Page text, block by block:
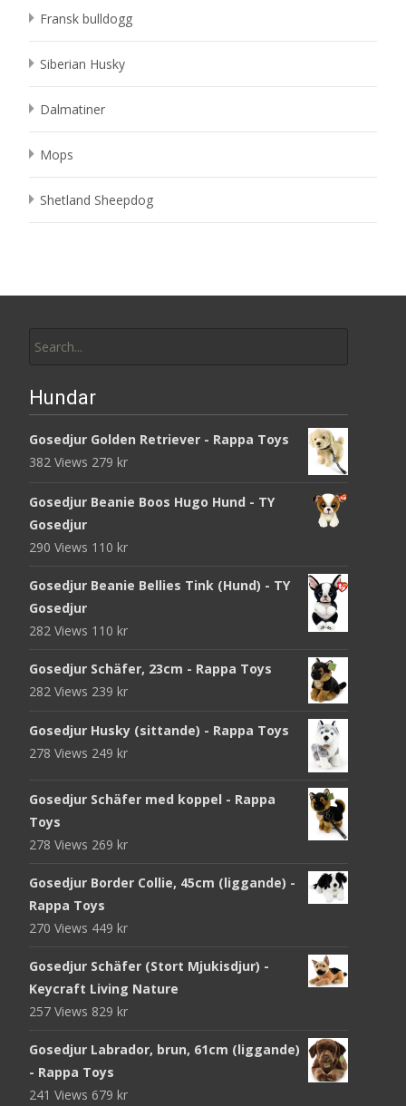
Fransk bulldogg
Siberian Husky
Dalmatiner
Mops
Shetland Sheepdog
for:
Hundar
Gosedjur Golden Retriever - Rappa Toys
382 Views 279 kr
Gosedjur Beanie Boos Hugo Hund - TY
Gosedjur
290 Views 110 kr
Gosedjur Beanie Bellies Tink (Hund) - TY
Gosedjur
282 Views 110 kr
Gosedjur Schäfer, 23cm - Rappa Toys
282 Views 239 kr
Gosedjur Husky (sittande) - Rappa Toys
278 Views 249 kr
Gosedjur Schäfer med koppel - Rappa
Toys
278 Views 269 kr
Gosedjur Border Collie, 45cm (liggande) -
Rappa Toys
270 Views 449 kr
Gosedjur Schäfer (Stort Mjukisdjur) -
Keycraft Living Nature
257 Views 829 kr
Gosedjur Labrador, brun, 61cm (liggande)
- Rappa Toys
241 Views 679 kr